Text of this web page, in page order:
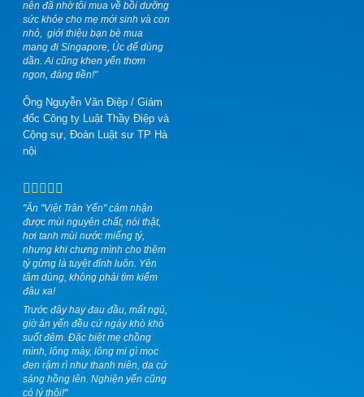
nên đã nhờ tôi mua về bồi dưỡng
sức khỏe cho mẹ mới sinh và con
nhỏ, giới thiệu bạn bè mua
mang đi Singapore, Úc để dùng
dần. Ai cũng khen yến thơm
ngon, đáng tiền!"
Ông Nguyễn Văn Điệp / Giám
đốc Công ty Luật Thầy Điệp và
Cộng sự, Đoàn Luật sư TP Hà
nội
"Ăn "Việt Trân Yến" cảm nhận
được mùi nguyên chất, nói thật,
hơi tanh mùi nước miếng tý,
nhưng khi chưng mình cho thêm
tý gừng là tuyệt đỉnh luôn. Yên
tâm dùng, không phải tìm kiếm
đâu xa!
Trước đây hay đau đầu, mất ngủ,
giờ ăn yến đều cứ ngáy khò khò
suốt đêm. Đặc biệt mẹ chồng
mình, lông mày, lông mi gì mọc
đen rậm rì như thanh niên, da cứ
sáng hồng lên. Nghiện yến cũng
có lý thôi!"